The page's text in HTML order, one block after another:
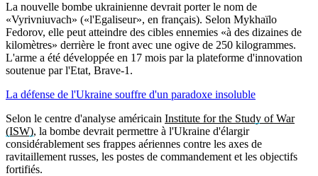
La nouvelle bombe ukrainienne devrait porter le nom de
«Vyrivniuvach» («l'Egaliseur», en français). Selon Mykhaïlo
Fedorov, elle peut atteindre des cibles ennemies «à des dizaines de
kilomètres» derrière le front avec une ogive de 250 kilogrammes.
L'arme a été développée en 17 mois par la plateforme d'innovation
soutenue par l'Etat, Brave-1.
La défense de l'Ukraine souffre d'un paradoxe insoluble
Selon le centre d'analyse américain Institute for the Study of War
(ISW), la bombe devrait permettre à l'Ukraine d'élargir
considérablement ses frappes aériennes contre les axes de
ravitaillement russes, les postes de commandement et les objectifs
fortifiés.